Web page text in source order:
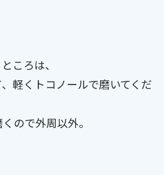
ころは、
軽くトコノールで磨いてくだ
ので外周以外。